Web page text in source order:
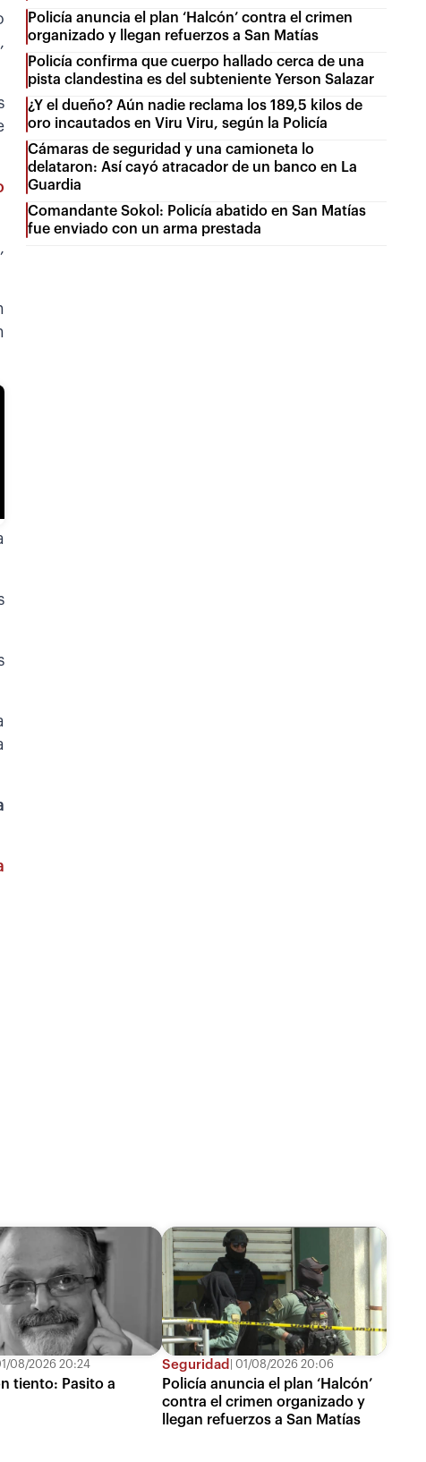
,
Policía anuncia el plan ‘Halcón’ contra el crimen
organizado y llegan refuerzos a San Matías
Policía confirma que cuerpo hallado cerca de una
pista clandestina es del subteniente Yerson Salazar
¿Y el dueño? Aún nadie reclama los 189,5 kilos de
oro incautados en Viru Viru, según la Policía
Cámaras de seguridad y una camioneta lo
delataron: Así cayó atracador de un banco en La
Guardia
Comandante Sokol: Policía abatido en San Matías
fue enviado con un arma prestada
08/2026 20:24
tiento: Pasito a
Seguridad 01/08/2026 20:06
Policía anuncia el plan ‘Halcón’
contra el crimen organizado y
llegan refuerzos a San Matías